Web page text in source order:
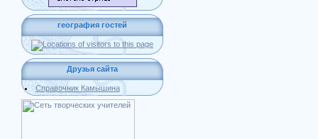
география гостей
Друзья сайта
Справочник Камышина